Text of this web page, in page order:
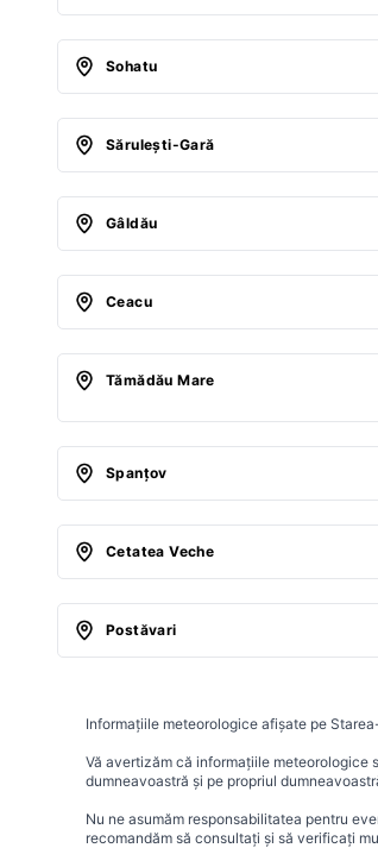
Sohatu
Săruleşti-Gară
Gâldău
Ceacu
Tămădău Mare
Spanţov
Cetatea Veche
Postăvari
Informațiile meteorologice afișate pe
Vă avertizăm că informațiile meteorologice
dumneavoastră și pe propriul
Nu ne asumăm responsabilitatea pentru
recomandăm să consultați și să verificați